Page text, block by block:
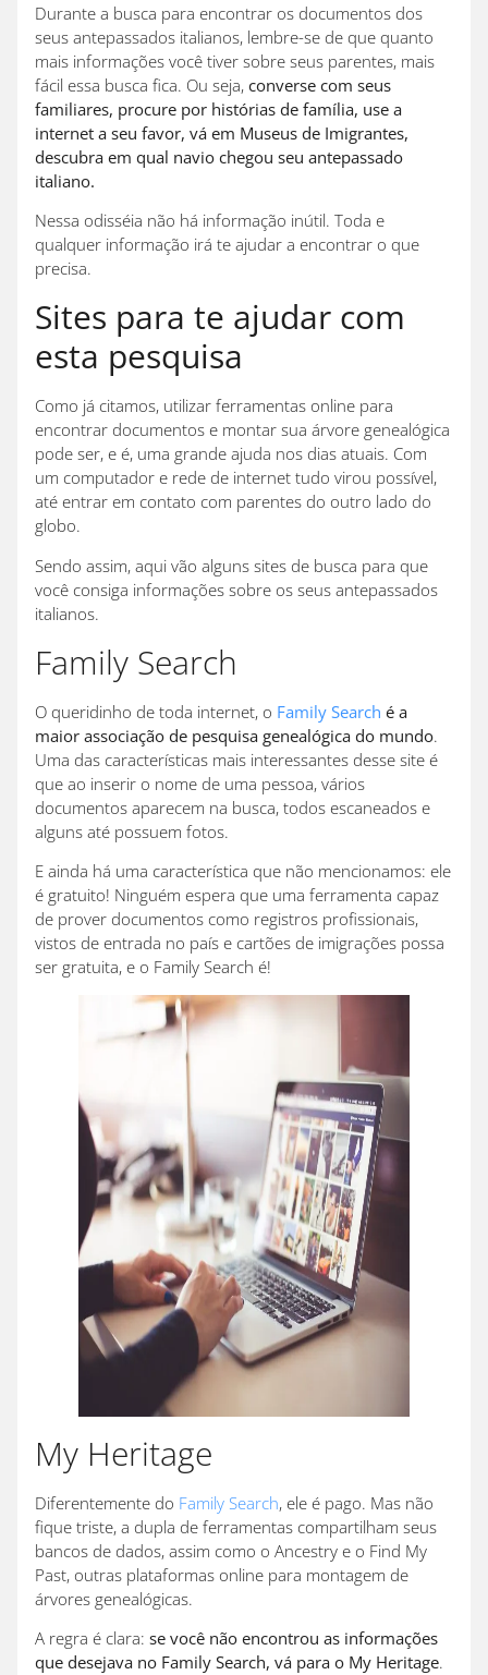
Durante a busca para encontrar os documentos dos
seus antepassados italianos, lembre-se de que quanto
mais informações você tiver sobre seus parentes, mais
fácil essa busca fica. Ou seja, converse com seus
familiares, procure por histórias de família, use a
internet a seu favor, vá em Museus de Imigrantes,
descubra em qual navio chegou seu antepassado
italiano.
Nessa odisséia não há informação inútil. Toda e
qualquer informação irá te ajudar a encontrar o que
precisa.
Sites para te ajudar com
esta pesquisa
Como já citamos, utilizar ferramentas online para
encontrar documentos e montar sua árvore genealógica
pode ser, e é, uma grande ajuda nos dias atuais. Com
um computador e rede de internet tudo virou possível,
até entrar em contato com parentes do outro lado do
globo.
Sendo assim, aqui vão alguns sites de busca para que
você consiga informações sobre os seus antepassados
italianos.
Family Search
O queridinho de toda internet, o Family Search é a
maior associação de pesquisa genealógica do mundo.
Uma das características mais interessantes desse site é
que ao inserir o nome de uma pessoa, vários
documentos aparecem na busca, todos escaneados e
alguns até possuem fotos.
E ainda há uma característica que não mencionamos: ele
é gratuito! Ninguém espera que uma ferramenta capaz
de prover documentos como registros profissionais,
vistos de entrada no país e cartões de imigrações possa
ser gratuita, e o Family Search é!
My Heritage
Diferentemente do Family Search, ele é pago. Mas não
fique triste, a dupla de ferramentas compartilham seus
bancos de dados, assim como o Ancestry e o Find My
Past, outras plataformas online para montagem de
árvores genealógicas.
A regra é clara: se você não encontrou as informações
que desejava no Family Search, vá para o My Heritage.